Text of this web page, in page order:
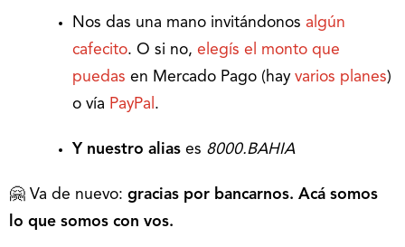
Nos das una mano invitándonos algún
cafecito. O si no, elegís el monto que
puedas en Mercado Pago (hay varios planes)
o vía PayPal .
Y nuestro alias es 8000.BAHIA
🤗 Va de nuevo: gracias por bancarnos. Acá somos
lo que somos con vos.